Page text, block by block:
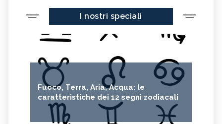
I nostri speciali
Fuoco, Terra, Aria, Acqua: le
caratteristiche dei 12 segni zodiacali